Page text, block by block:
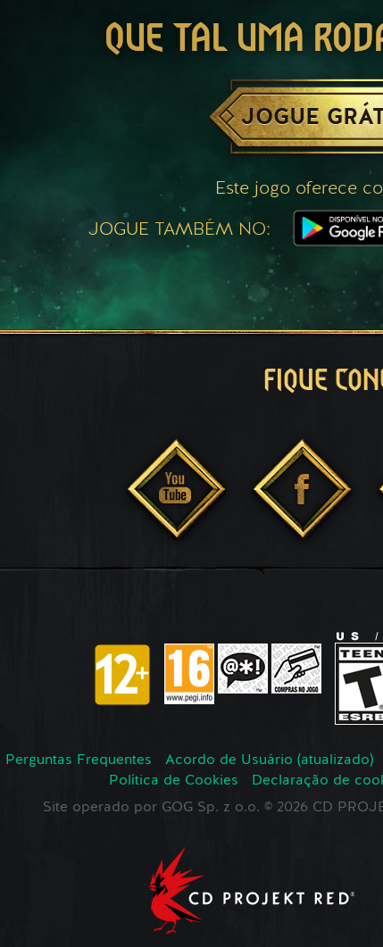
QUE TAL UMA
JOGUE
Este jogo oferece
JOGUE TAMBÉM NO:
FIQUE
Perguntas Frequentes Acordo de Usuário (atualizado)
Política de Cookies
Declaração de
Site operado por GOG Sp. z o.o. © 2026 CD